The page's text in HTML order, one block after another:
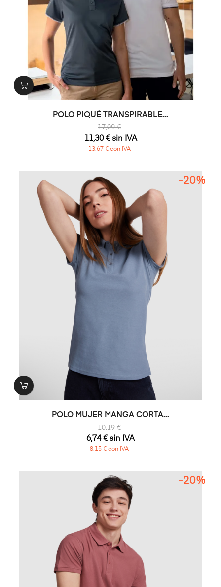
POLO PIQUÉ TRANSPIRABLE...
17,09 €
11,30 € sin IVA
13,67 € con IVA
POLO MUJER MANGA CORTA...
10,19 €
-20%
6,74 € sin IVA
8,15 € con IVA
-20%